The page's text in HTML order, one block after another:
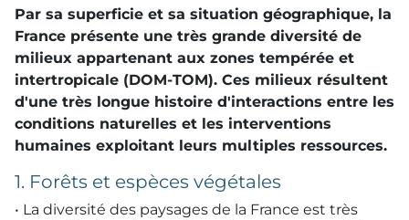
Par sa superficie et sa situation géographique, la
France présente une très grande diversité de
milieux appartenant aux zones tempérée et
intertropicale (DOM-TOM). Ces milieux résultent
d'une très longue histoire d'interactions entre les
conditions naturelles et les interventions
humaines exploitant leurs multiples ressources.
1. Forêts et espèces végétales
• La diversité des paysages de la France est très